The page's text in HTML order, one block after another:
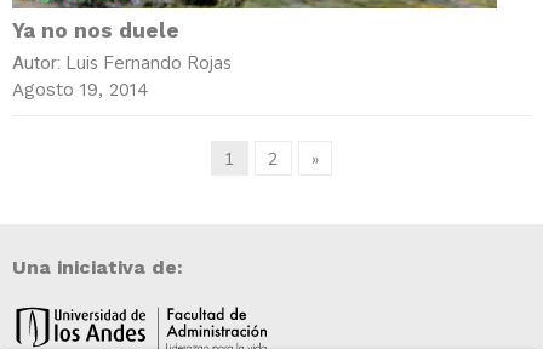
Ya no nos duele
Autor: Luis Fernando Rojas
Agosto 19, 2014
1 2 »
Una iniciativa de: